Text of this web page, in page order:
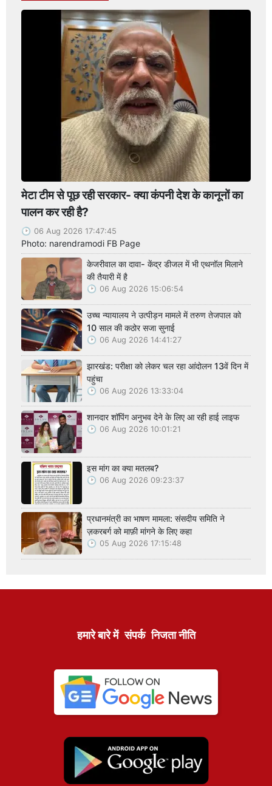
मेटा टीम से पूछ रही सरकार- क्या कंपनी देश के कानूनों का
पालन कर रही है?
06 Aug 2026 17:47:45
Photo: narendramodi FB Page
केजरीवाल का दावा- केंद्र डीजल में भी एथनॉल मिलाने
की तैयारी में है
06 Aug 2026 15:06:54
उच्च न्यायालय ने उत्पीड़न मामले में तरुण तेजपाल को
10 साल की कठोर सजा सुनाई
06 Aug 2026 14:41:27
झारखंड: परीक्षा को लेकर चल रहा आंदोलन 13वें दिन में
पहुंचा
06 Aug 2026 13:33:04
शानदार शॉपिंग अनुभव देने के लिए आ रही हाई लाइफ
06 Aug 2026 10:01:21
इस मांग का क्या मतलब?
06 Aug 2026 09:23:37
प्रधानमंत्री का भाषण मामला: संसदीय समिति ने
ज़करबर्ग को माफ़ी मांगने के लिए कहा
05 Aug 2026 17:15:48
हमारे बारे में संपर्क निजता नीति